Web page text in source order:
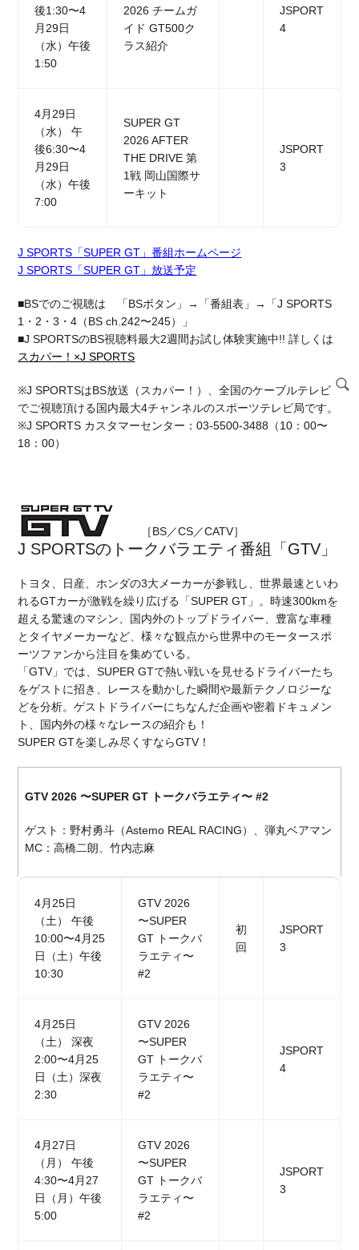
後1:30〜4
月29日
（水）午後
1:50
2026 チームガ
イド GT500ク
ラス紹介
JSPORT
4
4月29日
（水） 午
後6:30〜4
月29日
（水）午後
7:00
SUPER GT
2026 AFTER
THE DRIVE 第
1戦 岡山国際サ
ーキット
JSPORT
3
J SPORTS「SUPER GT」番組ホームページ
J SPORTS「SUPER GT」放送予定
■BSでのご視聴は 「BSボタン」→「番組表」→「J SPORTS
1・2・3・4（BS ch.242〜245）」
■J SPORTSのBS視聴料最大2週間お試し体験実施中!! 詳しくは
スカパー！×J SPORTS
※J SPORTSはBS放送（スカパー！）、全国のケーブルテレビ
でご視聴頂ける国内最大4チャンネルのスポーツテレビ局です。
※J SPORTS カスタマーセンター：03-5500-3488（10：00〜
18：00）
［BS／CS／CATV］
J SPORTSのトークバラエティ番組「GTV」
トヨタ、日産、ホンダの3大メーカーが参戦し、世界最速といわ
れるGTカーが激戦を繰り広げる「SUPER GT」。時速300kmを
超える驚速のマシン、国内外のトップドライバー、豊富な車種
とタイヤメーカーなど、様々な観点から世界中のモータースポ
ーツファンから注目を集めている。
「GTV」では、SUPER GTで熱い戦いを見せるドライバーたち
をゲストに招き、レースを動かした瞬間や最新テクノロジーな
どを分析。ゲストドライバーにちなんだ企画や密着ドキュメン
ト、国内外の様々なレースの紹介も！
SUPER GTを楽しみ尽くすならGTV！
GTV 2026 〜SUPER GT トークバラエティ〜 #2
ゲスト：野村勇斗（Astemo REAL RACING）、弾丸ベアマン
MC：高橋二朗、竹内志麻
4月25日
（土） 午後
10:00〜4月25
日（土）午後
10:30
GTV 2026
〜SUPER
GT トークバ
ラエティ〜
#2
初
回
JSPORT
3
4月25日
（土） 深夜
2:00〜4月25
日（土）深夜
2:30
GTV 2026
〜SUPER
GT トークバ
ラエティ〜
#2
JSPORT
4
4月27日
（月） 午後
4:30〜4月27
日（月）午後
5:00
GTV 2026
〜SUPER
GT トークバ
ラエティ〜
#2
JSPORT
3